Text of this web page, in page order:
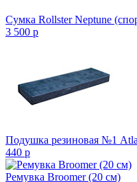
Сумка Rollster Neptune
3 500 p
Подушка резиновая №1
440 p
Ремувка Broomer (20 см)